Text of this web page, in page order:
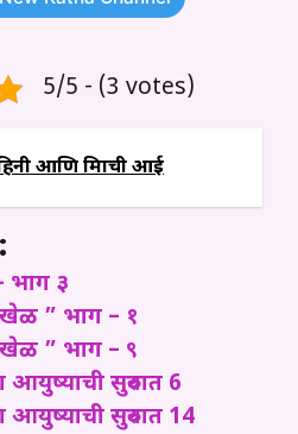
5/5 - (3 votes)
आणि मित्राची आई
भाग ३
” भाग – १
” भाग – ९
आयुष्याची सुरुवात 6
आयुष्याची सुरुवात 14